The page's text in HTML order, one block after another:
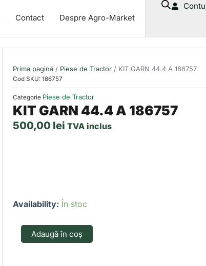
Contact Despre Agro-Market
Prima pagină / Piese de Tractor / KIT GARN 44.4 A 186757
Cod SKU: 186757
Categorie Piese de Tractor
KIT GARN 44.4 A 186757
500,00 lei TVA inclus
Availability: În stoc
KIT
44.4
186757
Adaugă în coș